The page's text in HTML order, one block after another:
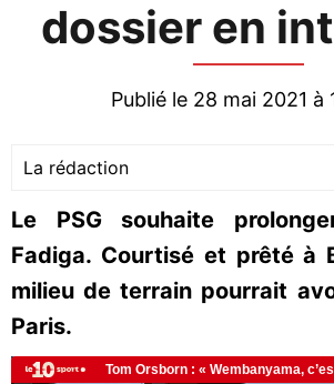
dossier en
Publié le 28 mai 2021 à
La rédaction
Le PSG souhaite
Fadiga. Courtisé et prêté à
milieu de terrain pourrait
Paris.